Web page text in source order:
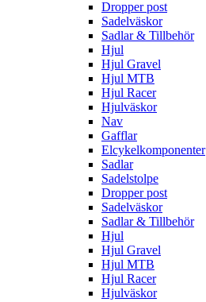
Dropper post
Sadelväskor
Sadlar & Tillbehör
Hjul
Hjul Gravel
Hjul MTB
Hjul Racer
Hjulväskor
Nav
Gafflar
Elcykelkomponenter
Sadlar
Sadelstolpe
Dropper post
Sadelväskor
Sadlar & Tillbehör
Hjul
Hjul Gravel
Hjul MTB
Hjul Racer
Hjulväskor